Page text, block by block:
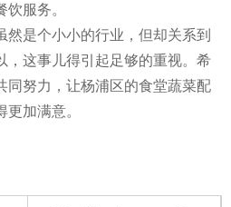
服务。
然是个小小的行业，但却关系到
，这事儿得引起足够的重视。希
同努力，让杨浦区的食堂蔬菜配
加满意。